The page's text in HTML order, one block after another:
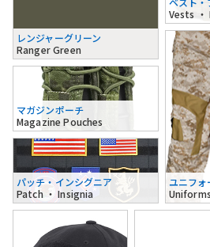
レンジャーグリーン
Ranger Green
Vests
マガジンポーチ
Magazine Pouches
パッチ・インシグニア
Patch ・ Insignia
ユニフォ
Uniforms